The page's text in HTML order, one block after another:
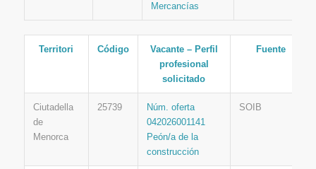
Mercancías
Territori Código
Vacante – Perfil
profesional
solicitado
Fuente
Ciutadella
de
Menorca
25739
Núm. oferta
042026001141
Peón/a de la
construcción
SOIB